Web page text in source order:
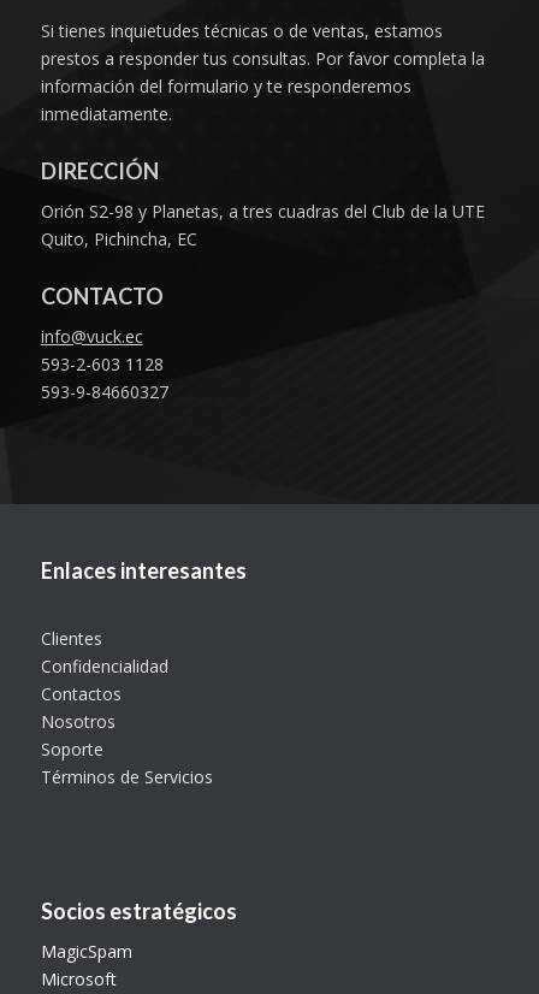
Si tienes inquietudes técnicas o de ventas, estamos
prestos a responder tus consultas. Por favor completa la
información del formulario y te responderemos
inmediatamente.
DIRECCIÓN
Orión S2-98 y Planetas, a tres cuadras del Club de la UTE
Quito, Pichincha, EC
CONTACTO
info@vuck.ec
593-2-603 1128
593-9-84660327
Enlaces interesantes
Clientes
Confidencialidad
Contactos
Nosotros
Soporte
Términos de Servicios
Socios estratégicos
MagicSpam
Microsoft